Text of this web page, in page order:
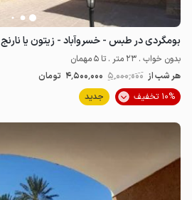
بومگردی در طبس - خسروآباد - زیتون یا نارنج
بدون خواب . 23 متر . تا 5 مهمان
هر شب از 5٬000٬000 4٬500٬000 تومان
10% تخفیف
جدید